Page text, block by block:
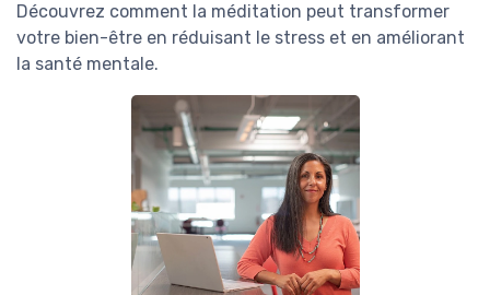
Découvrez comment la méditation peut transformer
votre bien-être en réduisant le stress et en améliorant
la santé mentale.